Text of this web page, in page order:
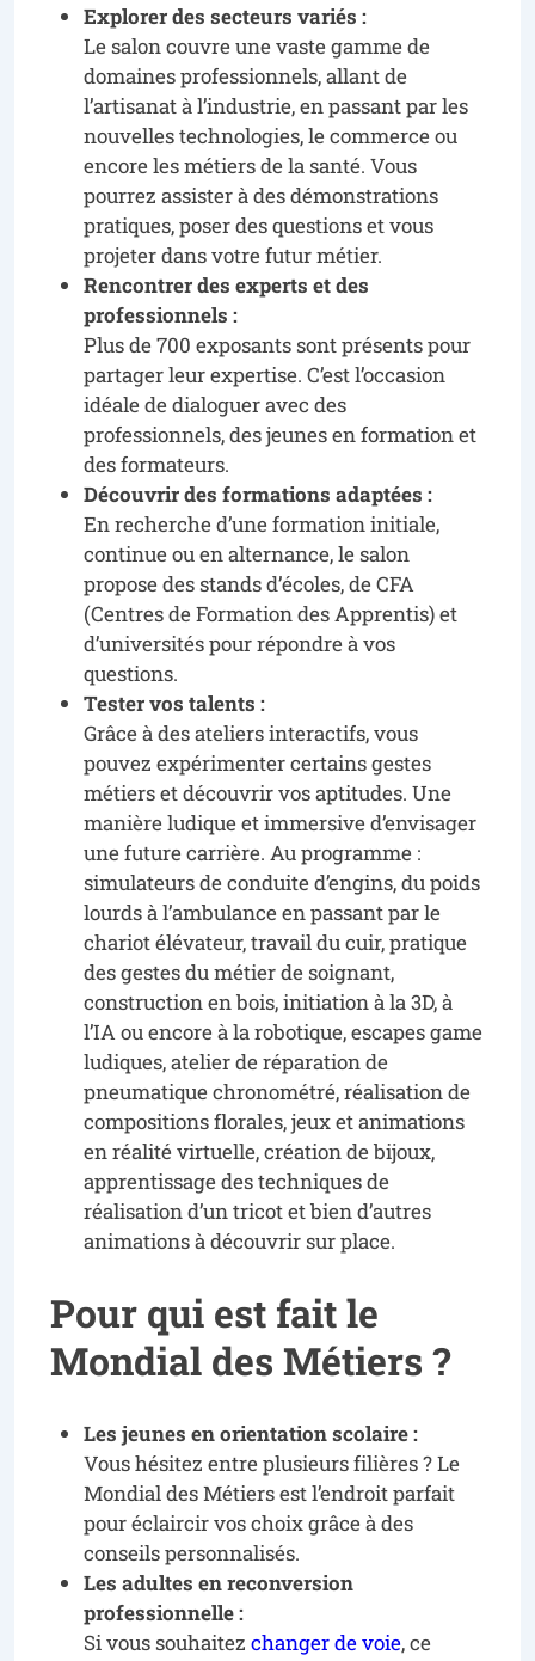
Explorer des secteurs variés :
Le salon couvre une vaste gamme de
domaines professionnels, allant de
l’artisanat à l’industrie, en passant par les
nouvelles technologies, le commerce ou
encore les métiers de la santé. Vous
pourrez assister à des démonstrations
pratiques, poser des questions et vous
projeter dans votre futur métier.
Rencontrer des experts et des
professionnels :
Plus de 700 exposants sont présents pour
partager leur expertise. C’est l’occasion
idéale de dialoguer avec des
professionnels, des jeunes en formation et
des formateurs.
Découvrir des formations adaptées :
En recherche d’une formation initiale,
continue ou en alternance, le salon
propose des stands d’écoles, de CFA
(Centres de Formation des Apprentis) et
d’universités pour répondre à vos
questions.
Tester vos talents :
Grâce à des ateliers interactifs, vous
pouvez expérimenter certains gestes
métiers et découvrir vos aptitudes. Une
manière ludique et immersive d’envisager
une future carrière. Au programme :
simulateurs de conduite d’engins, du poids
lourds à l’ambulance en passant par le
chariot élévateur, travail du cuir, pratique
des gestes du métier de soignant,
construction en bois, initiation à la 3D, à
l’IA ou encore à la robotique, escapes game
ludiques, atelier de réparation de
pneumatique chronométré, réalisation de
compositions florales, jeux et animations
en réalité virtuelle, création de bijoux,
apprentissage des techniques de
réalisation d’un tricot et bien d’autres
animations à découvrir sur place.
Pour qui est fait le
Mondial des Métiers ?
Les jeunes en orientation scolaire :
Vous hésitez entre plusieurs filières ? Le
Mondial des Métiers est l’endroit parfait
pour éclaircir vos choix grâce à des
conseils personnalisés.
Les adultes en reconversion
professionnelle :
Si vous souhaitez changer de voie, ce